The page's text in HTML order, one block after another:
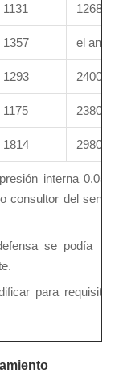
1131 1268
1357 el an o
1293 2400
1175 2380
1814 2980
interna
consultor del
se podía
para